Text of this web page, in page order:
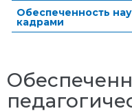
Обеспеченность
кадрами